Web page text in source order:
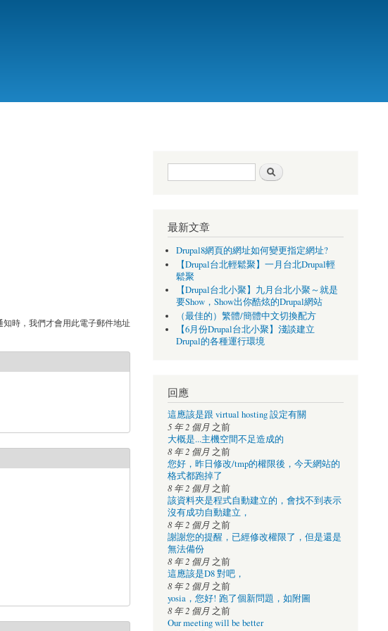
時，我們才會用此電子郵件地址
搜尋表單
最新文章
Drupal8網頁的網址如何變更指定網址?
【Drupal台北輕鬆聚】一月台北Drupal輕
鬆聚
【Drupal台北小聚】九月台北小聚～就是
要Show，Show出你酷炫的Drupal網站
（最佳的）繁體/簡體中文切換配方
【6月份Drupal台北小聚】淺談建立
Drupal的各種運行環境
回應
這應該是跟 virtual hosting 設定有關
5 年 2 個月之前
大概是...主機空間不足造成的
8 年 2 個月之前
您好，昨日修改/tmp的權限後，今天網站的
格式都跑掉了
8 年 2 個月之前
該資料夾是程式自動建立的，會找不到表示
沒有成功自動建立，
8 年 2 個月之前
謝謝您的提醒，已經修改權限了，但是還是
無法備份
8 年 2 個月之前
這應該是D8 對吧，
8 年 2 個月之前
yosia，您好! 跑了個新問題，如附圖
8 年 2 個月之前
Our meeting will be better